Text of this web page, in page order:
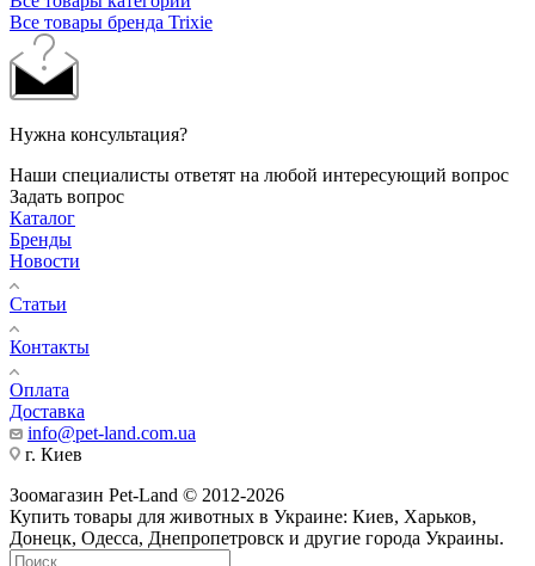
Все товары бренда Trixie
Нужна консультация?
Наши специалисты ответят на любой интересующий вопрос
Задать вопрос
Каталог
Бренды
Новости
Статьи
Контакты
Оплата
Доставка
info@pet-land.com.ua
г. Киев
Зоомагазин Pet-Land © 2012-2026
Купить товары для животных в Украине: Киев, Харьков,
Донецк, Одесса, Днепропетровск и другие города Украины.